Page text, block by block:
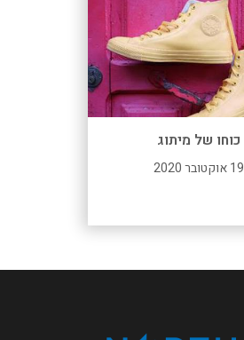
כוחו של מיתוג
19 אוקטובר 2020